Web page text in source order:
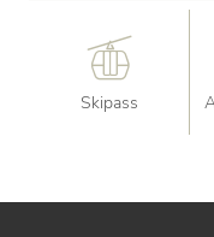
Skipass
Wohnen im Jochum -